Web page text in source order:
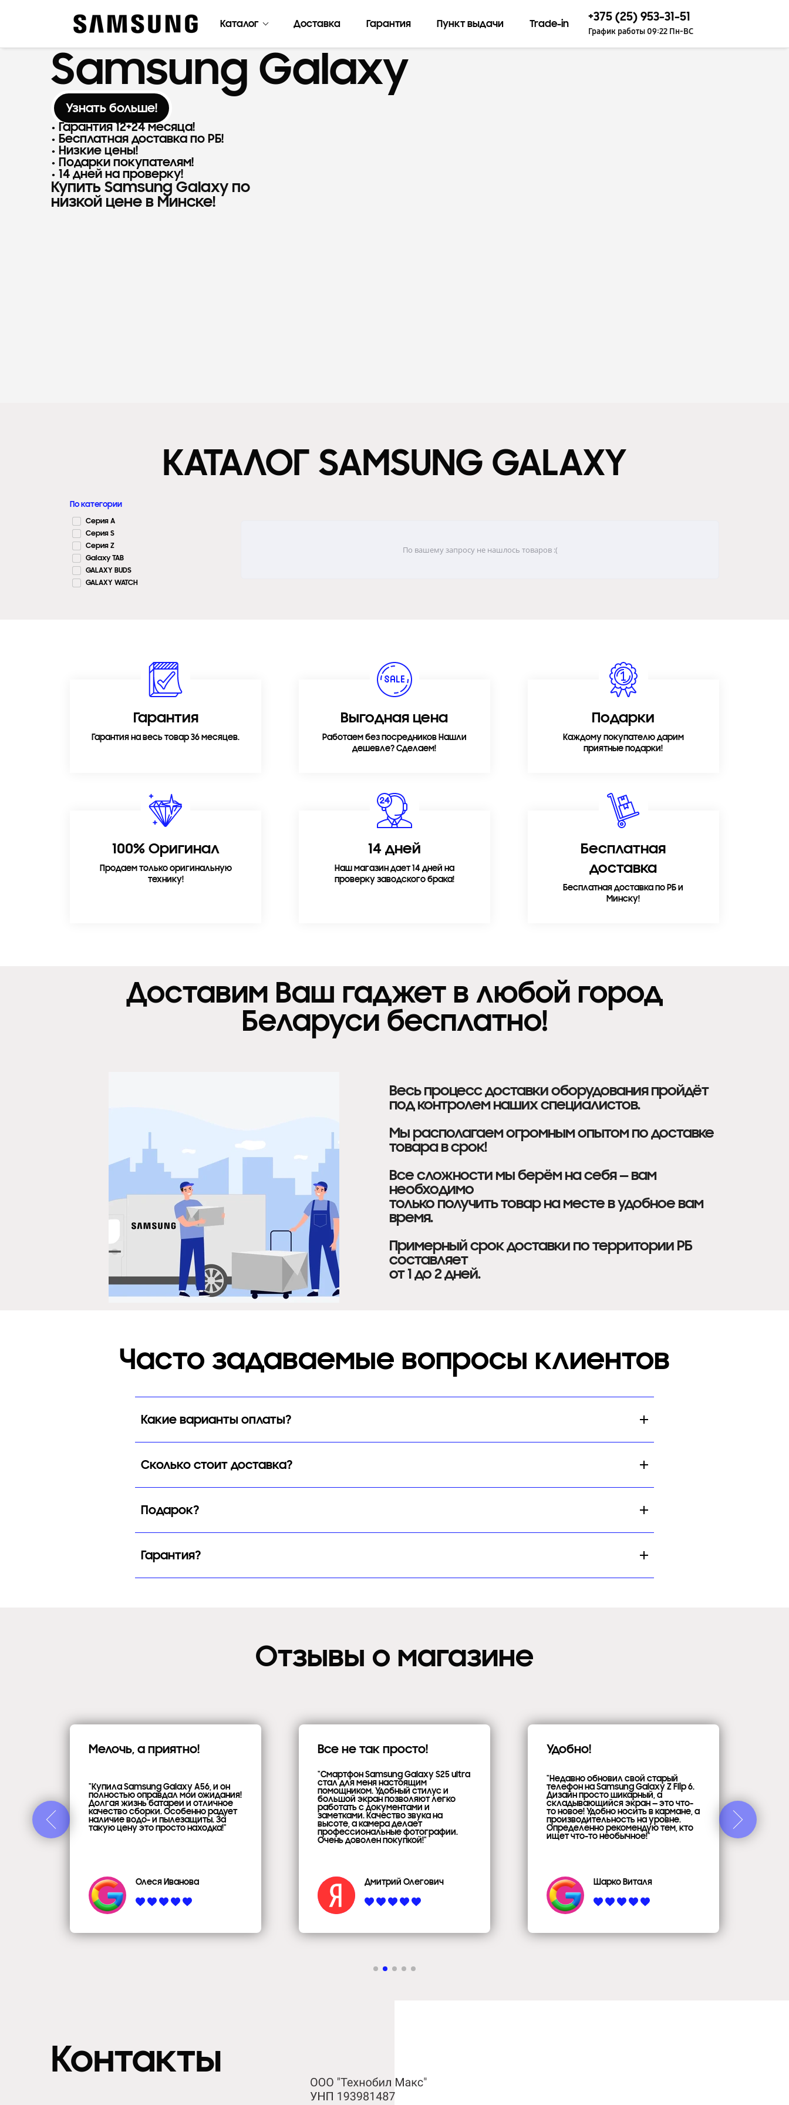
Каталог Доставка Гарантия Пункт выдачи Trade-in +375 (25) 953-31-51
График работы 09:22 Пн-ВС
Samsung Galaxy
Узнать больше!
Гарантия 12+24 месяца!
Бесплатная доставка по РБ!
Низкие цены!
Подарки покупателям!
14 дней на проверку!
Купить Samsung Galaxy по
низкой цене в Минске!
КАТАЛОГ SAMSUNG GALAXY
По вашему запросу не нашлось товаров :(
По категории
Серия A
Cерия S
Серия Z
Galaxy TAB
GALAXY BUDS
GALAXY WATCH
Гарантия
Гарантия на весь товар 36 месяцев.
Выгодная цена
Работаем без посредников Нашли
дешевле? Сделаем!
Подарки
Каждому покупателю дарим
приятные подарки!
100% Оригинал
Продаем только оригинальную
технику!
14 дней
Наш магазин дает 14 дней на
проверку заводского брака!
Бесплатная
доставка
Бесплатная доставка по РБ и
Минску!
Доставим Ваш гаджет в любой город
Беларуси бесплатно!
Весь процесс доставки оборудования пройдёт
под контролем наших специалистов.
Мы располагаем огромным опытом по доставке
товара в срок!
Все сложности мы берём на себя — вам
необходимо
только получить товар на месте в удобное вам
время.
Примерный срок доставки по территории РБ
составляет
от 1 до 2 дней.
Часто задаваемые вопросы клиентов
Какие варианты оплаты?
Сколько стоит доставка?
Подарок?
Гарантия?
Отзывы о магазине
Мелочь, а приятно!
"Купила Samsung Galaxy A56, и он
полностью оправдал мои ожидания!
Долгая жизнь батареи и отличное
качество сборки. Особенно радует
наличие водо- и пылезащиты. За
такую цену это просто находка!"
Олеся Иванова
Все не так просто!
"Смартфон Samsung Galaxy S25 ultra
стал для меня настоящим
помощником. Удобный стилус и
большой экран позволяют легко
работать с документами и
заметками. Качество звука на
высоте, а камера делает
профессиональные фотографии.
Очень доволен покупкой!"
Дмитрий Олегович
Удобно!
"Недавно обновил свой старый
телефон на Samsung Galaxy Z Flip 6.
Дизайн просто шикарный, а
складывающийся экран — это что-
то новое! Удобно носить в кармане, а
производительность на уровне.
Определенно рекомендую тем, кто
ищет что-то необычное!"
Шарко Виталя
Контакты